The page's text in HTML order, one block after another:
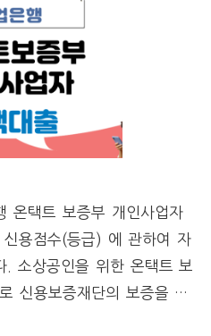
온택트 보증부 개인사업자
용점수(등급) 에 관하여 자
. 소상공인을 위한 온택트 보
신용보증재단의 보증을 …